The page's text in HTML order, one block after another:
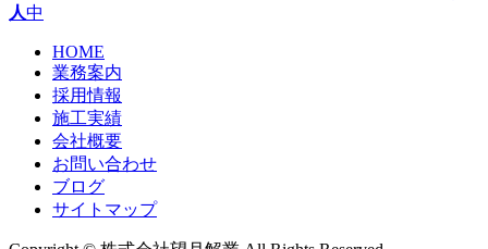
人中
HOME
業務案内
採用情報
施工実績
会社概要
お問い合わせ
ブログ
サイトマップ